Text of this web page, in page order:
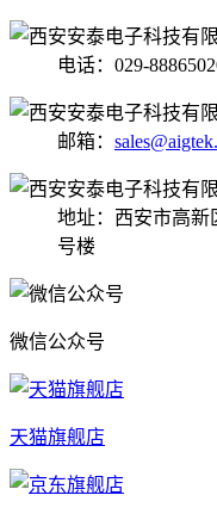
电话：029-
邮箱：
地址：西安市高新
号楼
微信公众号
天猫旗舰店